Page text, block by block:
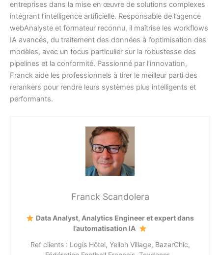
entreprises dans la mise en œuvre de solutions complexes
intégrant l’intelligence artificielle. Responsable de l’agence
webAnalyste et formateur reconnu, il maîtrise les workflows
IA avancés, du traitement des données à l’optimisation des
modèles, avec un focus particulier sur la robustesse des
pipelines et la conformité. Passionné par l’innovation,
Franck aide les professionnels à tirer le meilleur parti des
rerankers pour rendre leurs systèmes plus intelligents et
performants.
Franck Scandolera
Data Analyst, Analytics Engineer et expert dans
l’automatisation IA
Ref clients : Logis Hôtel, Yelloh Village, BazarChic,